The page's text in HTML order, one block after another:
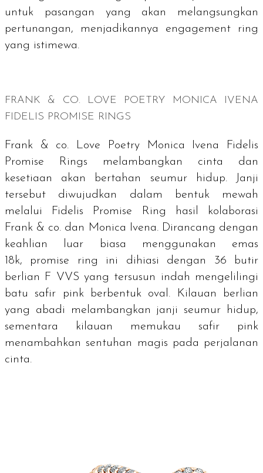
untuk pasangan yang akan melangsungkan
pertunangan, menjadikannya engagement ring
yang istimewa.
FRANK & CO. LOVE POETRY MONICA IVENA
FIDELIS PROMISE RINGS
Frank & co. Love Poetry Monica Ivena Fidelis
Promise Rings melambangkan cinta dan
kesetiaan akan bertahan seumur hidup. Janji
tersebut diwujudkan dalam bentuk mewah
melalui Fidelis Promise Ring hasil kolaborasi
Frank & co. dan Monica Ivena. Dirancang dengan
keahlian luar biasa menggunakan emas
18k, promise ring ini dihiasi dengan 36 butir
berlian F VVS yang tersusun indah mengelilingi
batu safir pink berbentuk oval. Kilauan berlian
yang abadi melambangkan janji seumur hidup,
sementara kilauan memukau safir pink
menambahkan sentuhan magis pada perjalanan
cinta.